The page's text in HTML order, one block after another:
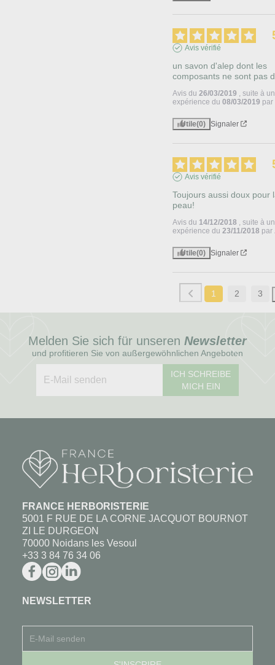
Avis vérifié
un savon d'alep dont les
composants ne sont pas
Avis du26/03/2019
, suite à
expérience du08/03/2019 par
Utile(0) Signaler
Avis vérifié
Toujours aussi doux pour
peau!
Avis du 14/12/2018
, suite à
expérience du23/11/2018 par
Utile(0) Signaler
1 2 3
Melden Sie sich für unseren Newsletter
und profitieren Sie von außergewöhnlichen Angeboten
ICH SCHREIBE
MICH EIN
FRANCE HERBORISTERIE
5001 F RUE DE LA CORNE JACQUOT BOURNOT
ZI LE DURGEON
70000 Noidans les Vesoul
+33 3 84 76 34 06
NEWSLETTER